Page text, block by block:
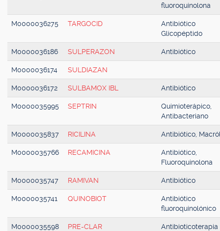
fluoroquinolona
M0000036275 TARGOCID
Antibiótico
Glicopéptido
M0000036186 SULPERAZON Antibiótico
M0000036174 SULDIAZAN
M0000036172 SULBAMOX IBL Antibiótico
M0000035995 SEPTRIN
Quimioterápico,
Antibacteriano
M0000035837 RICILINA Antibiótico,
M0000035766 RECAMICINA
Antibiótico,
Fluoroquinolona
M0000035747 RAMIVAN Antibiótico
M0000035741 QUINOBIOT
Antibiótico
fluoroquinolónico
M0000035598 PRE-CLAR Antibioticoterapia